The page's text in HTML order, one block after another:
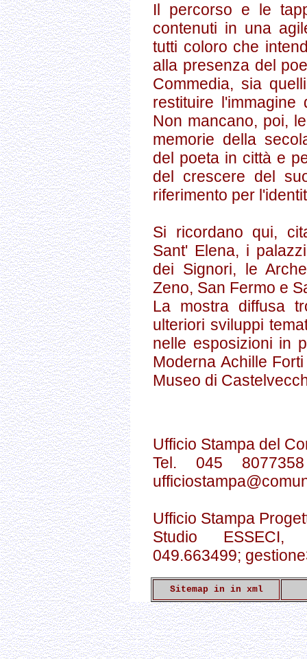
Il percorso e le
contenuti in una
tutti coloro che
alla presenza del
Commedia, sia
restituire
Non mancano, poi,
memorie della
del poeta in città e
del crescere del
riferimento per
Si ricordano qui,
Sant' Elena, i
dei Signori, le
Zeno, San Fermo e
La mostra diffusa
ulteriori sviluppi
nelle esposizioni in
Moderna Achille
Museo di
Ufficio Stampa del
Tel. 045
Ufficio Stampa
Studio ESSECI,
049.663499;
Sitemap in in xml